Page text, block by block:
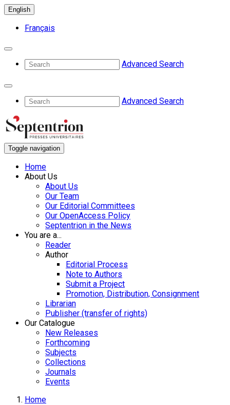
English
Français
Advanced Search
Advanced Search
Toggle navigation
Home
About Us
About Us
Our Team
Our Editorial Committees
Our OpenAccess Policy
Septentrion in the News
You are a...
Reader
Author
Editorial Process
Note to Authors
Submit a Project
Promotion, Distribution, Consignment
Librarian
Publisher (transfer of rights)
Our Catalogue
New Releases
Forthcoming
Subjects
Collections
Journals
Events
Home